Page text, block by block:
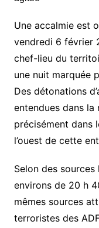
Une accalmie est
vendredi 6 février
chef-lieu du
une nuit marquée
Des détonations
entendues dans
précisément dans
l’ouest de cette
Selon des
environs de 20 h
mêmes sources
terroristes des